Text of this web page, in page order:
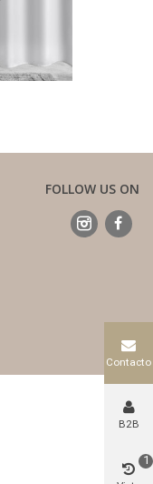
FOLLOW US ON
Contacto
B2B
1